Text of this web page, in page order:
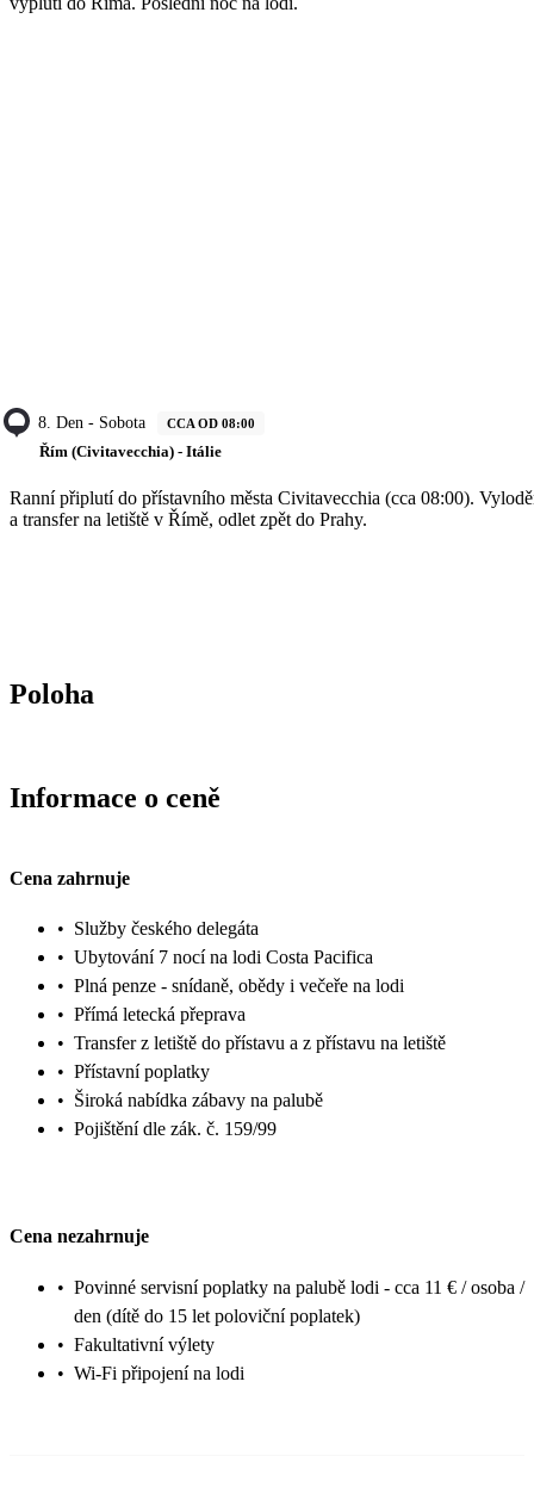
8. Den - Sobota CCA OD 08:00
Řím (Civitavecchia) - Itálie
Ranní připlutí do přístavního města Civitavecchia (cca 08:00).
a transfer na letiště v Římě, odlet zpět do Prahy.
Poloha
Informace o ceně
Cena zahrnuje
• Služby českého delegáta
• Ubytování 7 nocí na lodi Costa Pacifica
• Plná penze - snídaně, obědy i večeře na lodi
• Přímá letecká přeprava
• Transfer z letiště do přístavu a z přístavu na letiště
• Přístavní poplatky
• Široká nabídka zábavy na palubě
• Pojištění dle zák. č. 159/99
Cena nezahrnuje
• Povinné servisní poplatky na palubě lodi - cca 11 € / osoba /
den (dítě do 15 let poloviční poplatek)
• Fakultativní výlety
• Wi-Fi připojení na lodi